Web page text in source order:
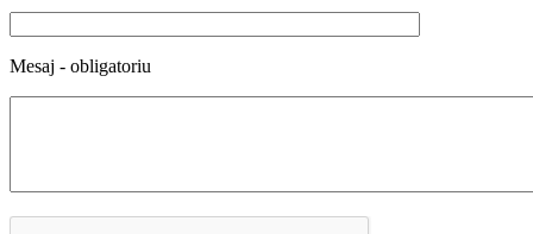
Mesaj - obligatoriu